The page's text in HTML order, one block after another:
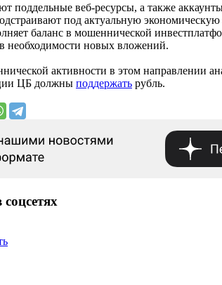
поддельные веб-ресурсы, а также
под актуальную
баланс в мошеннической
необходимости новых вложений.
активности в этом направлении
ЦБ должны поддержать рубль.